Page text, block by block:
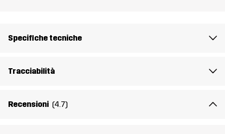
Specifiche tecniche
Tracciabilità
Recensioni (4.7)